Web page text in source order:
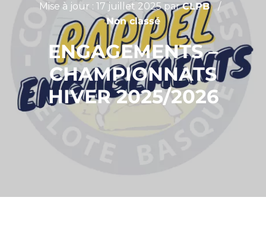
Mise à jour : 17 juillet 2025parCLPB
Non classé
ENGAGEMENTS –
CHAMPIONNATS
HIVER 2025/2026